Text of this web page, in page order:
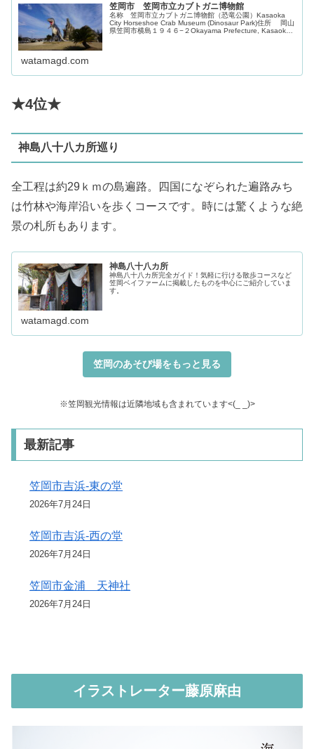
笠岡市 笠岡市立カブトガニ博物館
名称 笠岡市立カブトガニ博物館（恐竜公園）Kasaoka
City Horseshoe Crab Museum (Dinosaur Park)住所 岡山
県笠岡市横島１９４６−２Okayama Prefecture, Kasaoka
watamagd.com
★4位★
神島八十八カ所巡り
全工程は約29ｋｍの島遍路。四国になぞられた遍路みち
は竹林や海岸沿いを歩くコースです。時には驚くような絶
景の札所もあります。
神島八十八カ所
神島八十八カ所完全ガイド！気軽に行ける散歩コースなど
笠岡ベイファームに掲載したものを中心にご紹介していま
す。
watamagd.com
笠岡のあそび場をもっと見る
※笠岡観光情報は近隣地域も含まれています<(_ _)>
最新記事
笠岡市吉浜-東の堂
2026年7月24日
笠岡市吉浜-西の堂
2026年7月24日
笠岡市金浦 天神社
2026年7月24日
イラストレーター藤原麻由